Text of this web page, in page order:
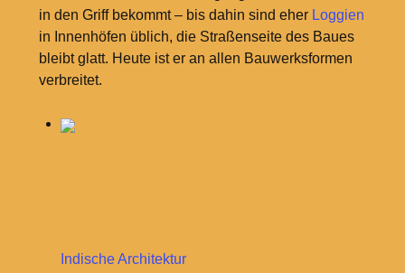
in den Griff bekommt – bis dahin sind eher Loggien
in Innenhöfen üblich, die Straßenseite des Baues
bleibt glatt. Heute ist er an allen Bauwerksformen
verbreitet.
Indische Architektur